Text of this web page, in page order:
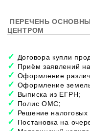
ПЕРЕЧЕНЬ
ЦЕНТРОМ
Договора купли
Приём заявлений
Оформление
Оформление
Выписка из ЕГРН;
Полис ОМС;
Решение налоговых
Постановка на